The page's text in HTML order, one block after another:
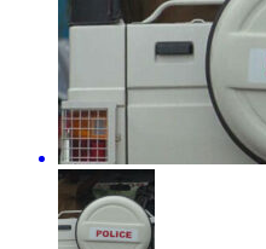
kerala3 days ago
500 രൂപയുടെ
ഉള്‍പ്പെടെ അഞ്ചുപേര്‍